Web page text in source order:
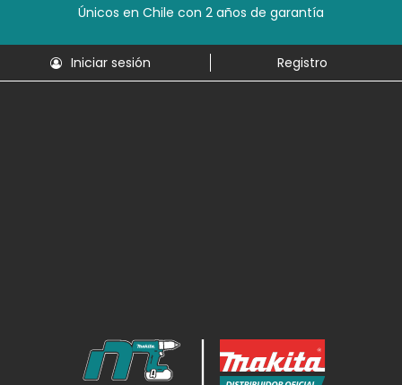
Únicos en Chile con 2 años de garantía
Iniciar sesión Registro